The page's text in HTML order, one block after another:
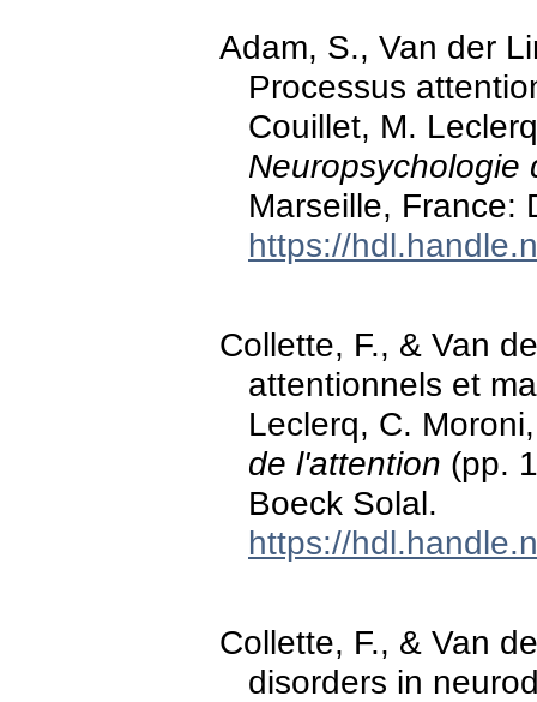
Adam, S., Van der
Processus
Couillet, M.
Neuropsychologie
Marseille, France:
https://
Collette, F., & Van
attentionnels et
Leclerq, C.
de l'attention (pp.
Boeck Solal.
https://
Collette, F., & Van
disorders in